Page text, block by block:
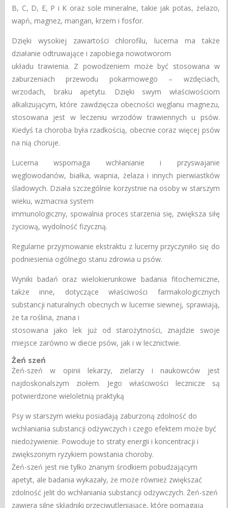
B, C, D, E, P i K oraz sole mineralne, takie jak potas, żelazo,
wapń, magnez, mangan, krzem i fosfor.
Dzięki wysokiej zawartości chlorofilu, lucerna ma także
działanie odtruwające i zapobiega nowotworom
układu trawienia. Z powodzeniem może być stosowana w
zaburzeniach przewodu pokarmowego – wzdęciach,
wrzodach, braku apetytu. Dzięki swym właściwościom
alkalizującym, które zawdzięcza obecności węglanu magnezu,
stosowana jest w leczeniu wrzodów trawiennych u psów.
Kiedyś ta choroba była rzadkością, obecnie coraz więcej psów
na nią choruje.
Lucerna wspomaga wchłanianie i przyswajanie
węglowodanów, białka, wapnia, żelaza i innych pierwiastków
śladowych. Działa szczególnie korzystnie na osoby w starszym
wieku, wzmacnia system
immunologiczny, spowalnia proces starzenia się, zwiększa siłę
życiową, wydolność fizyczną.
Regularne przyjmowanie ekstraktu z lucerny przyczyniło się do
podniesienia ogólnego stanu zdrowia u psów.
Wyniki badań oraz wielokierunkowe badania fitochemiczne,
także inne, dotyczące właściwości farmakologicznych
substancji naturalnych obecnych w lucernie siewnej, sprawiają,
że ta roślina, znana i
stosowana jako lek już od starożytności, znajdzie swoje
miejsce zarówno w diecie psów, jak i w lecznictwie.
Żeń szeń
Żeń-szeń w opinii lekarzy, zielarzy i naukowców jest
najdoskonalszym ziołem. Jego właściwości lecznicze są
potwierdzone wieloletnią praktyką
Psy w starszym wieku posiadają zaburzoną zdolność do
wchłaniania substancji odżywczych i czego efektem może być
niedożywienie. Powoduje to straty energii i koncentracji i
zwiększonym ryzykiem powstania choroby.
Żeń-szeń jest nie tylko znanym środkiem pobudzającym
apetyt, ale badania wykazały, że może również zwiększać
zdolność jelit do wchłaniania substancji odżywczych. Żeń-szeń
zawiera silne składniki przeciwutleniające, które pomagają